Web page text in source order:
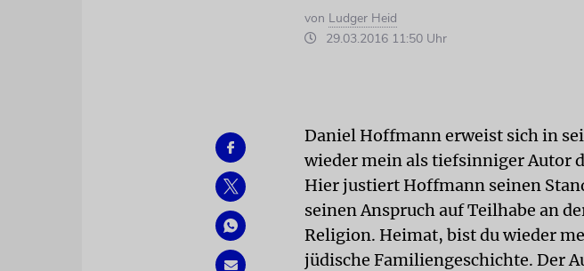
von Ludger Heid
29.03.2016 11:50 Uhr
Daniel Hoffmann erweist sich in
wieder mein als tiefsinniger Autor
Hier justiert Hoffmann seinen
seinen Anspruch auf Teilhabe an
Religion. Heimat, bist du wieder
jüdische Familiengeschichte. Der